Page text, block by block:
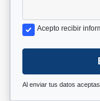
Acepto recibir
Al enviar tus datos